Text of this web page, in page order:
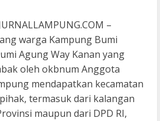
–
warga Kampung Bumi
Agung Way Kanan yang
oleh okbnum Anggota
mendapatkan kecamatan
termasuk dari kalangan
maupun dari DPD RI,